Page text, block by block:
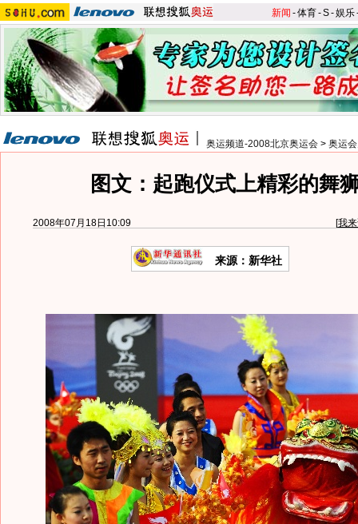
新闻 -体育-S-娱乐
奥运频道-2008北京奥运会 > 奥运
图文：起跑仪式上精彩的舞
2008年07月18日10:09 [我
来源：新华社